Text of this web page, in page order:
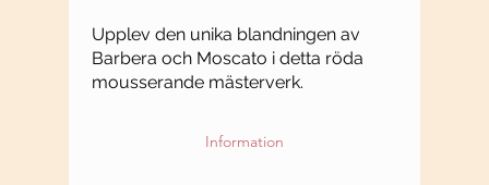
Upplev den unika blandningen av
Barbera och Moscato i detta röda
mousserande mästerverk.
Information